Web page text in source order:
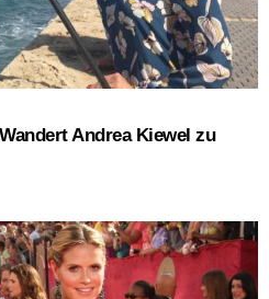
Andrea Kiewel zu